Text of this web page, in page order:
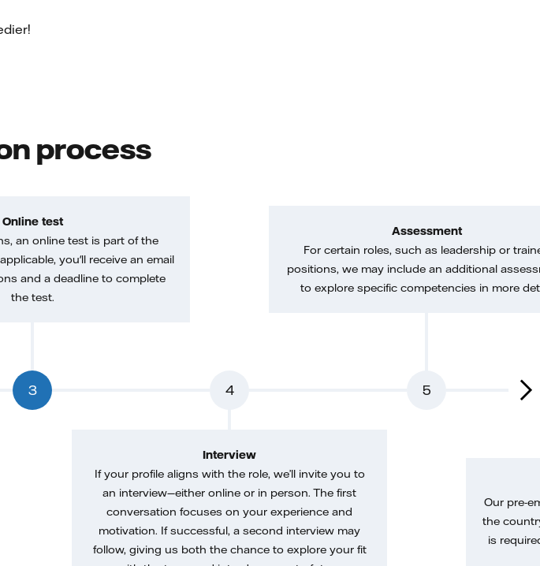
process
3
Online test
an online test is part of the
you'll receive an email
and a deadline to complete
the test.
4
Interview
If your profile aligns with the role, we’ll invite you to
an interview—either online or in person. The first
conversation focuses on your experience and
motivation. If successful, a second interview may
follow, giving us both the chance to explore your fit
5
Assessment
For certain roles, such as leadership or
positions, we may include an additional
to explore specific competencies in more
Our pre-
the
is